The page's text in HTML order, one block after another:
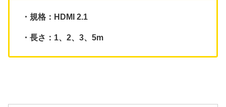
・規格：HDMI 2.1
・長さ：1、2、3、5m